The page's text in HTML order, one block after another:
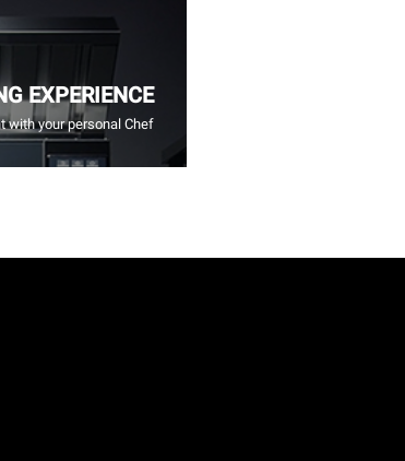
EXPERIENCE
with your personal Chef.